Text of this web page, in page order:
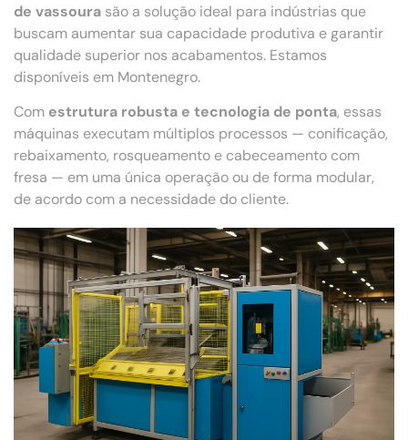
de vassoura são a solução ideal para indústrias que
buscam aumentar sua capacidade produtiva e garantir
qualidade superior nos acabamentos. Estamos
disponíveis em Montenegro.
Com estrutura robusta e tecnologia de ponta, essas
máquinas executam múltiplos processos — conificação,
rebaixamento, rosqueamento e cabeceamento com
fresa — em uma única operação ou de forma modular,
de acordo com a necessidade do cliente.